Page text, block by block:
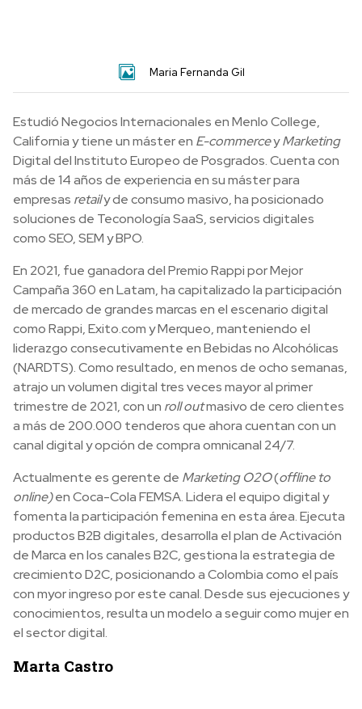
Maria Fernanda Gil
Estudió Negocios Internacionales en Menlo College,
California y tiene un máster en E-commerceyMarketing
Digital del Instituto Europeo de Posgrados. Cuenta con
más de 14 años de experiencia en su máster para
empresas retaily de consumo masivo, ha posicionado
soluciones de Teconología SaaS, servicios digitales
como SEO, SEM y BPO.
En 2021, fue ganadora del Premio Rappi por Mejor
Campaña 360 en Latam, ha capitalizado la participación
de mercado de grandes marcas en el escenario digital
como Rappi, Exito.com y Merqueo, manteniendo el
liderazgo consecutivamente en Bebidas no Alcohólicas
(NARDTS). Como resultado, en menos de ocho semanas,
atrajo un volumen digital tres veces mayor al primer
trimestre de 2021, con un roll outmasivo de cero clientes
a más de 200.000 tenderos que ahora cuentan con un
canal digital y opción de compra omnicanal 24/7.
Actualmente es gerente de Marketing O2O(offline to
online)en Coca-Cola FEMSA. Lidera el equipo digital y
fomenta la participación femenina en esta área. Ejecuta
productos B2B digitales, desarrolla el plan de Activación
de Marca en los canales B2C, gestiona la estrategia de
crecimiento D2C, posicionando a Colombia como el país
con myor ingreso por este canal. Desde sus ejecuciones y
conocimientos, resulta un modelo a seguir como mujer en
el sector digital.
Marta Castro